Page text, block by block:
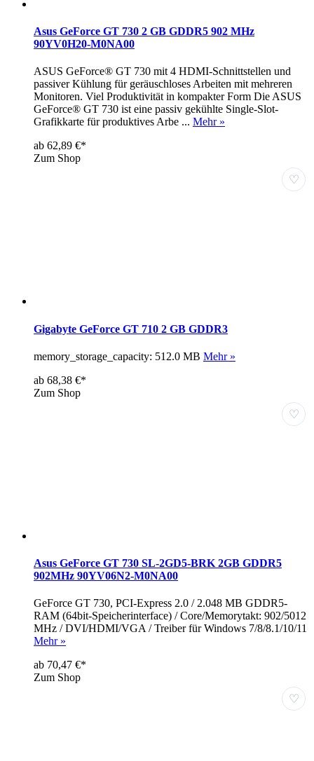
Asus GeForce GT 730 2 GB GDDR5 902 MHz
90YV0H20-M0NA00
ASUS GeForce® GT 730 mit 4 HDMI-Schnittstellen und
passiver Kühlung für geräuschloses Arbeiten mit mehreren
Monitoren. Viel Produktivität in kompakter Form Die ASUS
GeForce® GT 730 ist eine passiv gekühlte Single-Slot-
Grafikkarte für produktives Arbe ... Mehr »
ab 62,89 €*
Zum Shop
♡
Gigabyte GeForce GT 710 2 GB GDDR3
memory_storage_capacity: 512.0 MB Mehr »
ab 68,38 €*
Zum Shop
♡
Asus GeForce GT 730 SL-2GD5-BRK 2GB GDDR5
902MHz 90YV06N2-M0NA00
GeForce GT 730, PCI-Express 2.0 / 2.048 MB GDDR5-
RAM (64bit-Speicherinterface) / Core/Memorytakt: 902/5012
MHz / DVI/HDMI/VGA / Treiber für Windows 7/8/8.1/10/11
Mehr »
ab 70,47 €*
Zum Shop
♡